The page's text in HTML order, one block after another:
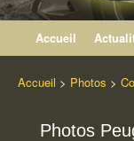
Aller au contenu
Accueil
Accueil > Photos >
Photos